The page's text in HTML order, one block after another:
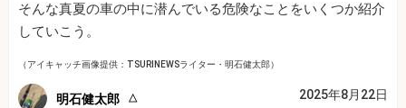
そんな真夏の車の中に潜んでいる危険なことをいくつか紹介
していこう。
（アイキャッチ画像提供：TSURINEWSライター・明石健太郎）
明石健太郎 2025年8月22日